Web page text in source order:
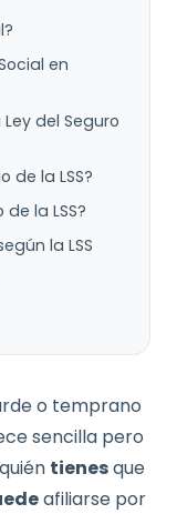
en
del Seguro
de la LSS?
la LSS?
la LSS
o temprano
sencilla pero
tienesque
afiliarse por